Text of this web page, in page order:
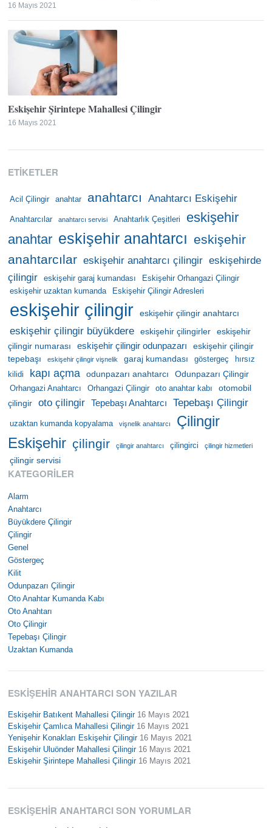
16 Mayıs 2021
Eskişehir Şirintepe Mahallesi Çilingir
16 Mayıs 2021
ETIKETLER
Acil Çilingir anahtar anahtarcı Anahtarcı Eskişehir
Anahtarcılar anahtarcı servisi Anahtarlık Çeşitleri
eskişehir
anahtar eskişehir anahtarcı eskişehir
anahtarcılar eskişehir anahtarcı çilingir eskişehirde
çilingir
eskişehir garaj kumandası
Eskişehir Orhangazi Çilingir
eskişehir uzaktan kumanda
Eskişehir Çilingir Adresleri
eskişehir çilingir eskişehir çilingir anahtarcı
eskişehir çilingir büyükdere eskişehir çilingirler
eskişehir
çilingir numarası
eskişehir çilingir odunpazarı
eskişehir çilingir
tepebaşı
eskişehir çilingir vişnelik garaj kumandası göstergeç
hırsız
kilidi
kapı açma odunpazarı anahtarcı Odunpazarı Çilingir
Orhangazi Anahtarcı Orhangazi Çilingir oto anahtar kabı
otomobil
çilingir
oto çilingir Tepebaşı Anahtarcı Tepebaşı Çilingir
uzaktan kumanda kopyalama vişnelik anahtarcı
Çilingir
Eskişehir çilingir çilingir anahtarcı çilingirci çilingir hizmetleri
çilingir servisi
KATEGORILER
Alarm
Anahtarcı
Büyükdere Çilingir
Çilingir
Genel
Göstergeç
Kilit
Odunpazarı Çilingir
Oto Anahtar Kumanda Kabı
Oto Anahtarı
Oto Çilingir
Tepebaşı Çilingir
Uzaktan Kumanda
ESKIŞEHIR ANAHTARCI SON YAZILAR
Eskişehir Batıkent Mahallesi Çilingir 16 Mayıs 2021
Eskişehir Çamlıca Mahallesi Çilingir 16 Mayıs 2021
Yenişehir Konakları Eskişehir Çilingir 16 Mayıs 2021
Eskişehir Uluönder Mahallesi Çilingir 16 Mayıs 2021
Eskişehir Şirintepe Mahallesi Çilingir 16 Mayıs 2021
ESKIŞEHIR ANAHTARCI SON YORUMLAR